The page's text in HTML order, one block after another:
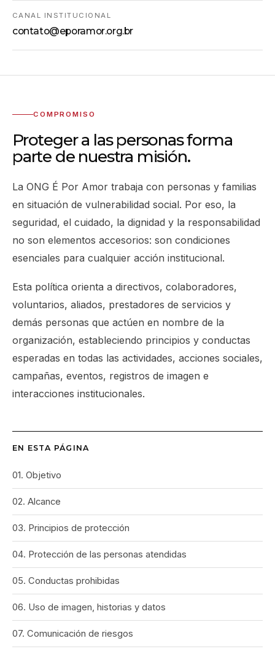
CANAL INSTITUCIONAL
contato@eporamor.org.br
COMPROMISO
Proteger a las personas forma
parte de nuestra misión.
La ONG É Por Amor trabaja con personas y familias
en situación de vulnerabilidad social. Por eso, la
seguridad, el cuidado, la dignidad y la responsabilidad
no son elementos accesorios: son condiciones
esenciales para cualquier acción institucional.
Esta política orienta a directivos, colaboradores,
voluntarios, aliados, prestadores de servicios y
demás personas que actúen en nombre de la
organización, estableciendo principios y conductas
esperadas en todas las actividades, acciones sociales,
campañas, eventos, registros de imagen e
interacciones institucionales.
EN ESTA PÁGINA
01. Objetivo
02. Alcance
03. Principios de protección
04. Protección de las personas atendidas
05. Conductas prohibidas
06. Uso de imagen, historias y datos
07. Comunicación de riesgos